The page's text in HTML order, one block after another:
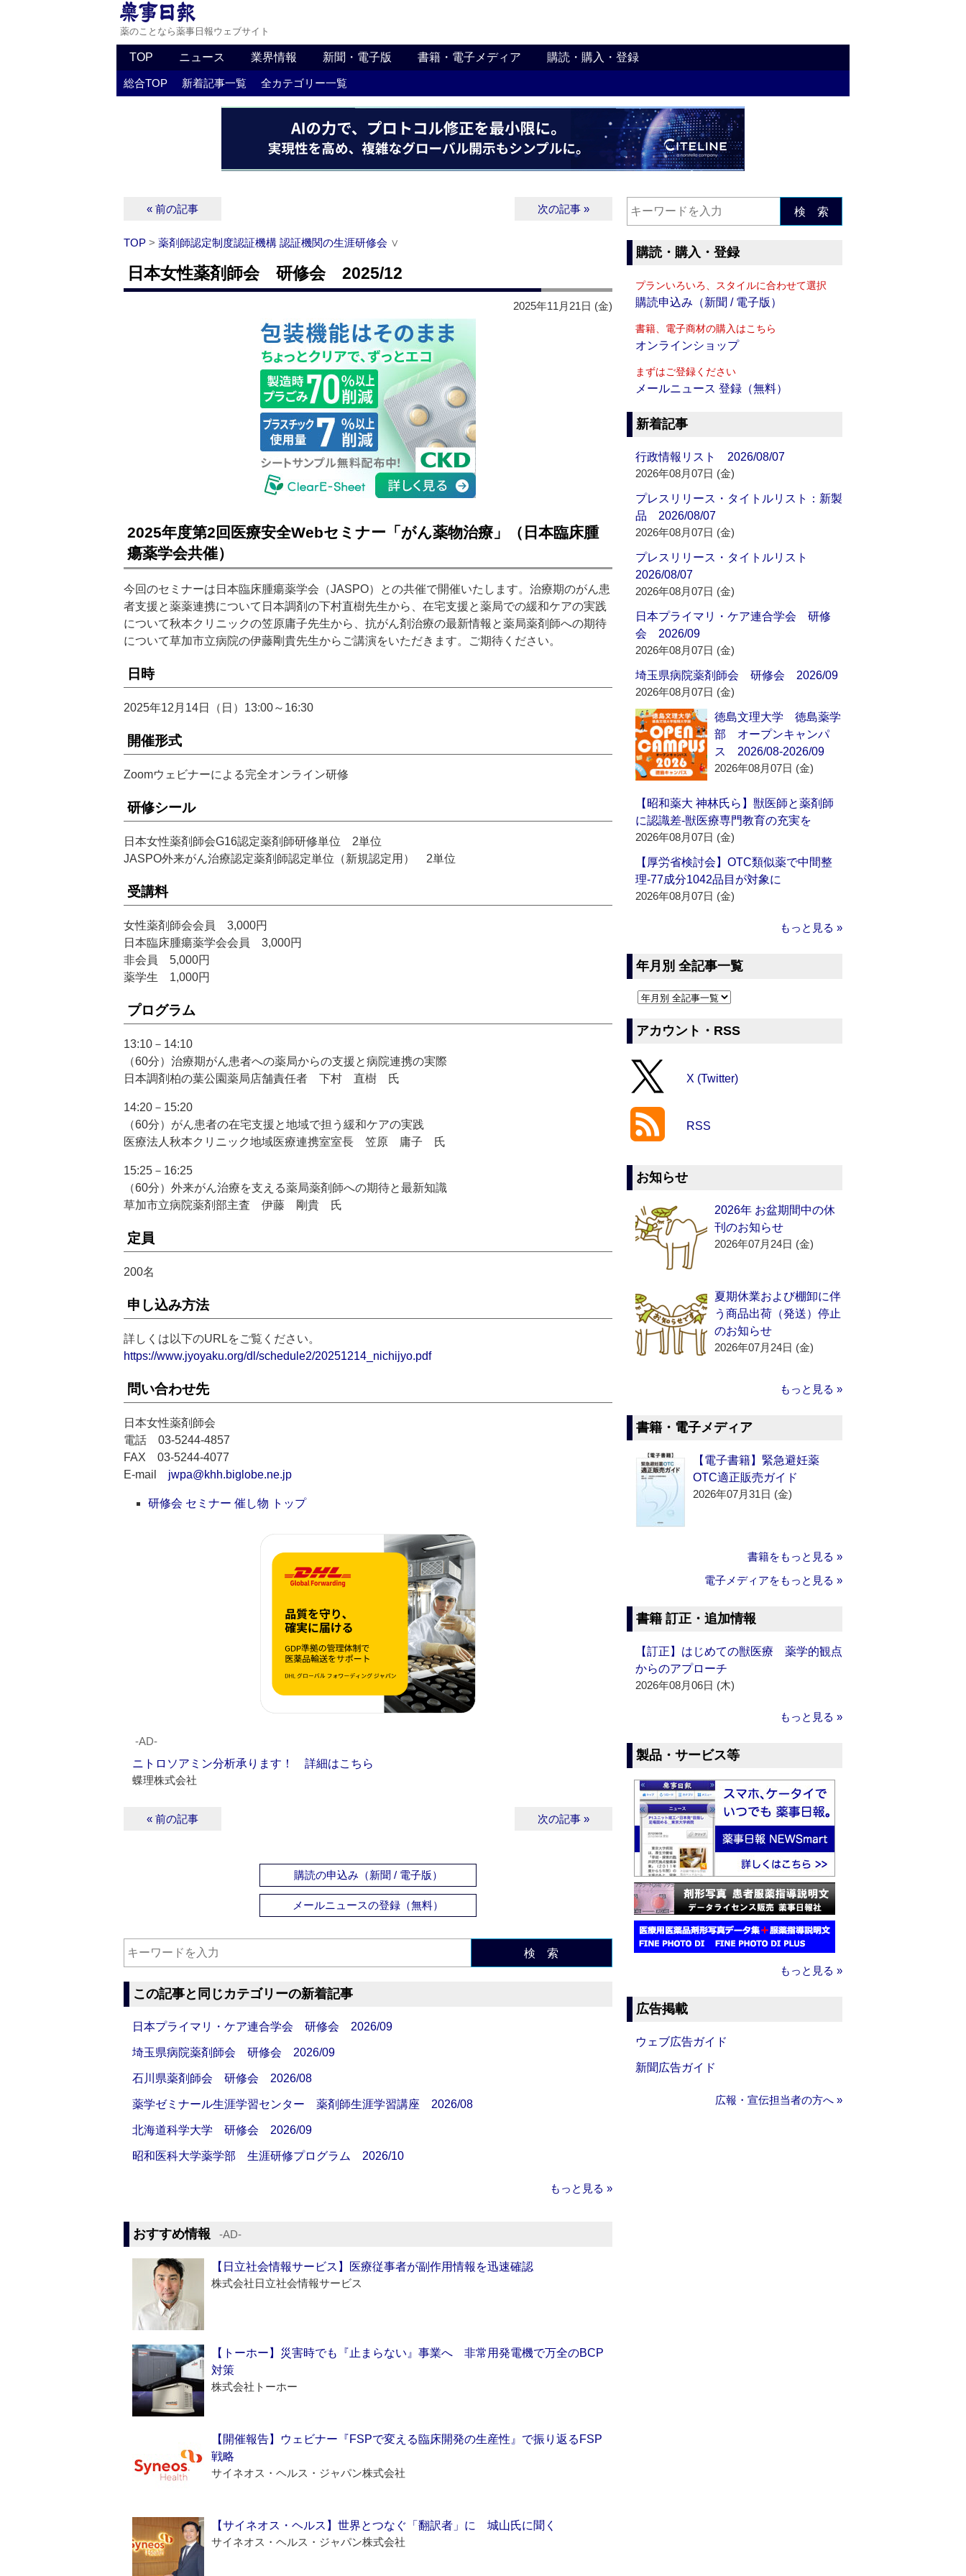
薬のことなら薬事日報ウェブサイト
TOP ニュース 業界情報 新聞・電子版 書籍・電子メディア 購読・購入・登録
総合TOP 新着記事一覧 全カテゴリー一覧
« 前の記事 次の記事 »
TOP > 薬剤師認定制度認証機構 認証機関の生涯研修会 ∨
日本女性薬剤師会 研修会 2025/12
2025年11月21日 (金)
2025年度第2回医療安全Webセミナー「がん薬物治療」（日本臨床腫
瘍薬学会共催）
今回のセミナーは日本臨床腫瘍薬学会（JASPO）との共催で開催いたします。治療期のがん患
者支援と薬薬連携について日本調剤の下村直樹先生から、在宅支援と薬局での緩和ケアの実践
について秋本クリニックの笠原庸子先生から、抗がん剤治療の最新情報と薬局薬剤師への期待
について草加市立病院の伊藤剛貴先生からご講演をいただきます。ご期待ください。
日時
2025年12月14日（日）13:00～16:30
開催形式
Zoomウェビナーによる完全オンライン研修
研修シール
日本女性薬剤師会G16認定薬剤師研修単位 2単位
JASPO外来がん治療認定薬剤師認定単位（新規認定用） 2単位
受講料
女性薬剤師会会員 3,000円
日本臨床腫瘍薬学会会員 3,000円
非会員 5,000円
薬学生 1,000円
プログラム
13:10－14:10
（60分）治療期がん患者への薬局からの支援と病院連携の実際
日本調剤柏の葉公園薬局店舗責任者 下村 直樹 氏
14:20－15:20
（60分）がん患者の在宅支援と地域で担う緩和ケアの実践
医療法人秋本クリニック地域医療連携室室長 笠原 庸子 氏
15:25－16:25
（60分）外来がん治療を支える薬局薬剤師への期待と最新知識
草加市立病院薬剤部主査 伊藤 剛貴 氏
定員
200名
申し込み方法
詳しくは以下のURLをご覧ください。
https://www.jyoyaku.org/dl/schedule2/20251214_nichijyo.pdf
問い合わせ先
日本女性薬剤師会
電話 03-5244-4857
FAX 03-5244-4077
E-mail jwpa@khh.biglobe.ne.jp
研修会 セミナー 催し物 トップ
‐AD‐
ニトロソアミン分析承ります！ 詳細はこちら
蝶理株式会社
« 前の記事 次の記事 »
購読の申込み（新聞 / 電子版）
メールニュースの登録（無料）
検 索
この記事と同じカテゴリーの新着記事
日本プライマリ・ケア連合学会 研修会 2026/09
埼玉県病院薬剤師会 研修会 2026/09
石川県薬剤師会 研修会 2026/08
薬学ゼミナール生涯学習センター 薬剤師生涯学習講座 2026/08
北海道科学大学 研修会 2026/09
昭和医科大学薬学部 生涯研修プログラム 2026/10
もっと見る »
おすすめ情報 ‐AD‐
【日立社会情報サービス】医療従事者が副作用情報を迅速確認
株式会社日立社会情報サービス
【トーホー】災害時でも『止まらない』事業へ 非常用発電機で万全のBCP
対策
株式会社トーホー
【開催報告】ウェビナー『FSPで変える臨床開発の生産性』で振り返るFSP
戦略
サイネオス・ヘルス・ジャパン株式会社
【サイネオス・ヘルス】世界とつなぐ「翻訳者」に 城山氏に聞く
サイネオス・ヘルス・ジャパン株式会社
検 索
購読・購入・登録
プランいろいろ、スタイルに合わせて選択
購読申込み（新聞 / 電子版）
書籍、電子商材の購入はこちら
オンラインショップ
まずはご登録ください
メールニュース 登録（無料）
新着記事
行政情報リスト 2026/08/07
2026年08月07日 (金)
プレスリリース・タイトルリスト：新製
品 2026/08/07
2026年08月07日 (金)
プレスリリース・タイトルリスト
2026/08/07
2026年08月07日 (金)
日本プライマリ・ケア連合学会 研修
会 2026/09
2026年08月07日 (金)
埼玉県病院薬剤師会 研修会 2026/09
2026年08月07日 (金)
徳島文理大学 徳島薬学
部 オープンキャンパ
ス 2026/08-2026/09
2026年08月07日 (金)
【昭和薬大 神林氏ら】獣医師と薬剤師
に認識差‐獣医療専門教育の充実を
2026年08月07日 (金)
【厚労省検討会】OTC類似薬で中間整
理‐77成分1042品目が対象に
2026年08月07日 (金)
もっと見る »
年月別 全記事一覧
アカウント・RSS
X (Twitter)
RSS
お知らせ
2026年 お盆期間中の休
刊のお知らせ
2026年07月24日 (金)
夏期休業および棚卸に伴
う商品出荷（発送）停止
のお知らせ
2026年07月24日 (金)
もっと見る »
書籍・電子メディア
【電子書籍】緊急避妊薬
OTC適正販売ガイド
2026年07月31日 (金)
書籍をもっと見る »
電子メディアをもっと見る »
書籍 訂正・追加情報
【訂正】はじめての獣医療 薬学的観点
からのアプローチ
2026年08月06日 (木)
もっと見る »
製品・サービス等
もっと見る »
広告掲載
ウェブ広告ガイド
新聞広告ガイド
広報・宣伝担当者の方へ »